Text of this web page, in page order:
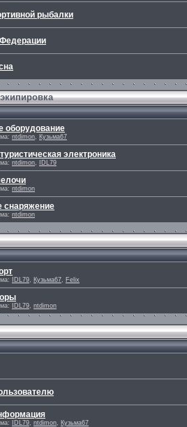
рыбалки
оборудование
ntdimon, Кузьма67
электроника
ntdimon, IDL79
ntdimon
снаряжение
ntdimon
IDL79, Кузьма67, Felix
IDL79, ntdimon
IDL79, ntdimon, Кузьма67